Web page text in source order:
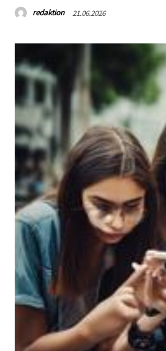
redaktion 21.06.2026